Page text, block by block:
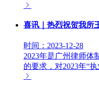
喜讯｜热烈祝贺我所
时间：2023-12-28
2023年是广州律师体
的要求，对2023年“